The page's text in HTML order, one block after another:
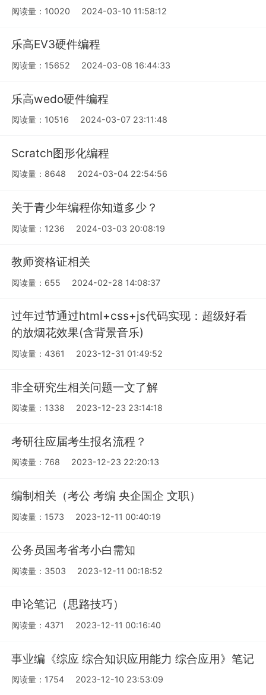
阅读量：10020 2024-03-10 11:58:12
乐高EV3硬件编程
阅读量：15652 2024-03-08 16:44:33
乐高wedo硬件编程
阅读量：10516 2024-03-07 23:11:48
Scratch图形化编程
阅读量：8648 2024-03-04 22:54:56
关于青少年编程你知道多少？
阅读量：1236 2024-03-03 20:08:19
教师资格证相关
阅读量：655 2024-02-28 14:08:37
过年过节通过html+css+js代码实现：超级好看
的放烟花效果(含背景音乐)
阅读量：4361 2023-12-31 01:49:52
非全研究生相关问题一文了解
阅读量：1338 2023-12-23 23:14:18
考研往应届考生报名流程？
阅读量：768 2023-12-23 22:20:13
编制相关（考公 考编 央企国企 文职）
阅读量：1573 2023-12-11 00:40:19
公务员国考省考小白需知
阅读量：3503 2023-12-11 00:18:52
申论笔记（思路技巧）
阅读量：4371 2023-12-11 00:16:40
事业编《综应 综合知识应用能力 综合应用》笔记
阅读量：1754 2023-12-10 23:53:09